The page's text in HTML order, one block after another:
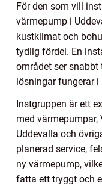
För den som vill
värmepump i
kustklimat och
tydlig fördel. En
området ser
lösningar fungerar
Instgruppen är ett
med värmepumpar,
Uddevalla och
planerad service,
ny värmepump,
fatta ett tryggt och